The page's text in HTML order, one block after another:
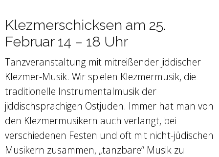
Klezmerschicksen am 25.
Februar 14 – 18 Uhr
Tanzveranstaltung mit mitreißender jiddischer
Klezmer-Musik. Wir spielen Klezmermusik, die
traditionelle Instrumentalmusik der
jiddischsprachigen Ostjuden. Immer hat man von
den Klezmermusikern auch verlangt, bei
verschiedenen Festen und oft mit nicht-jüdischen
Musikern zusammen, „tanzbare“ Musik zu